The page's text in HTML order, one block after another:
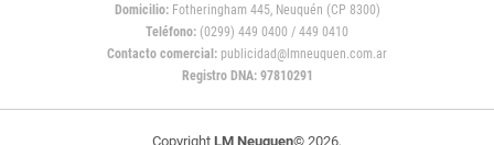
Domicilio:Fotheringham 445, Neuquén (CP 8300)
Teléfono: (0299) 449 0400 / 449 0410
Contacto comercial: publicidad@lmneuquen.com.ar
Registro DNA: 97810291
Copyright LM Neuquen© 2026,